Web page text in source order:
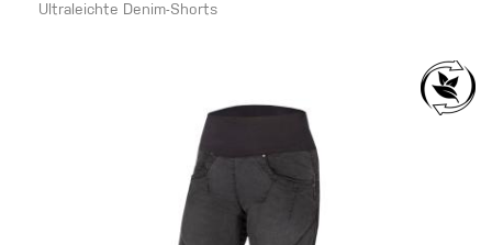
Ultraleichte Denim-Shorts